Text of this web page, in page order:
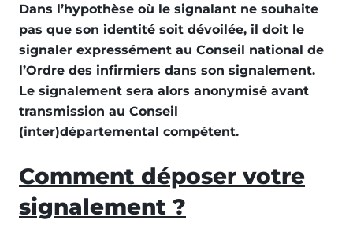
Dans l’hypothèse où le signalant ne souhaite
pas que son identité soit dévoilée, il doit le
signaler expressément au Conseil national de
l’Ordre des infirmiers dans son signalement.
Le signalement sera alors anonymisé avant
transmission au Conseil
(inter)départemental compétent.
Comment déposer votre
signalement ?